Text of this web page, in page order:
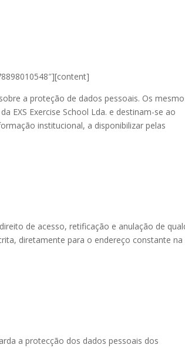
a proteção de dados pessoais. Os
EXS Exercise School Lda. e destinam-se ao
institucional, a disponibilizar pelas
de acesso, retificação e anulação de
diretamente para o endereço constante na
a protecção dos dados pessoais dos